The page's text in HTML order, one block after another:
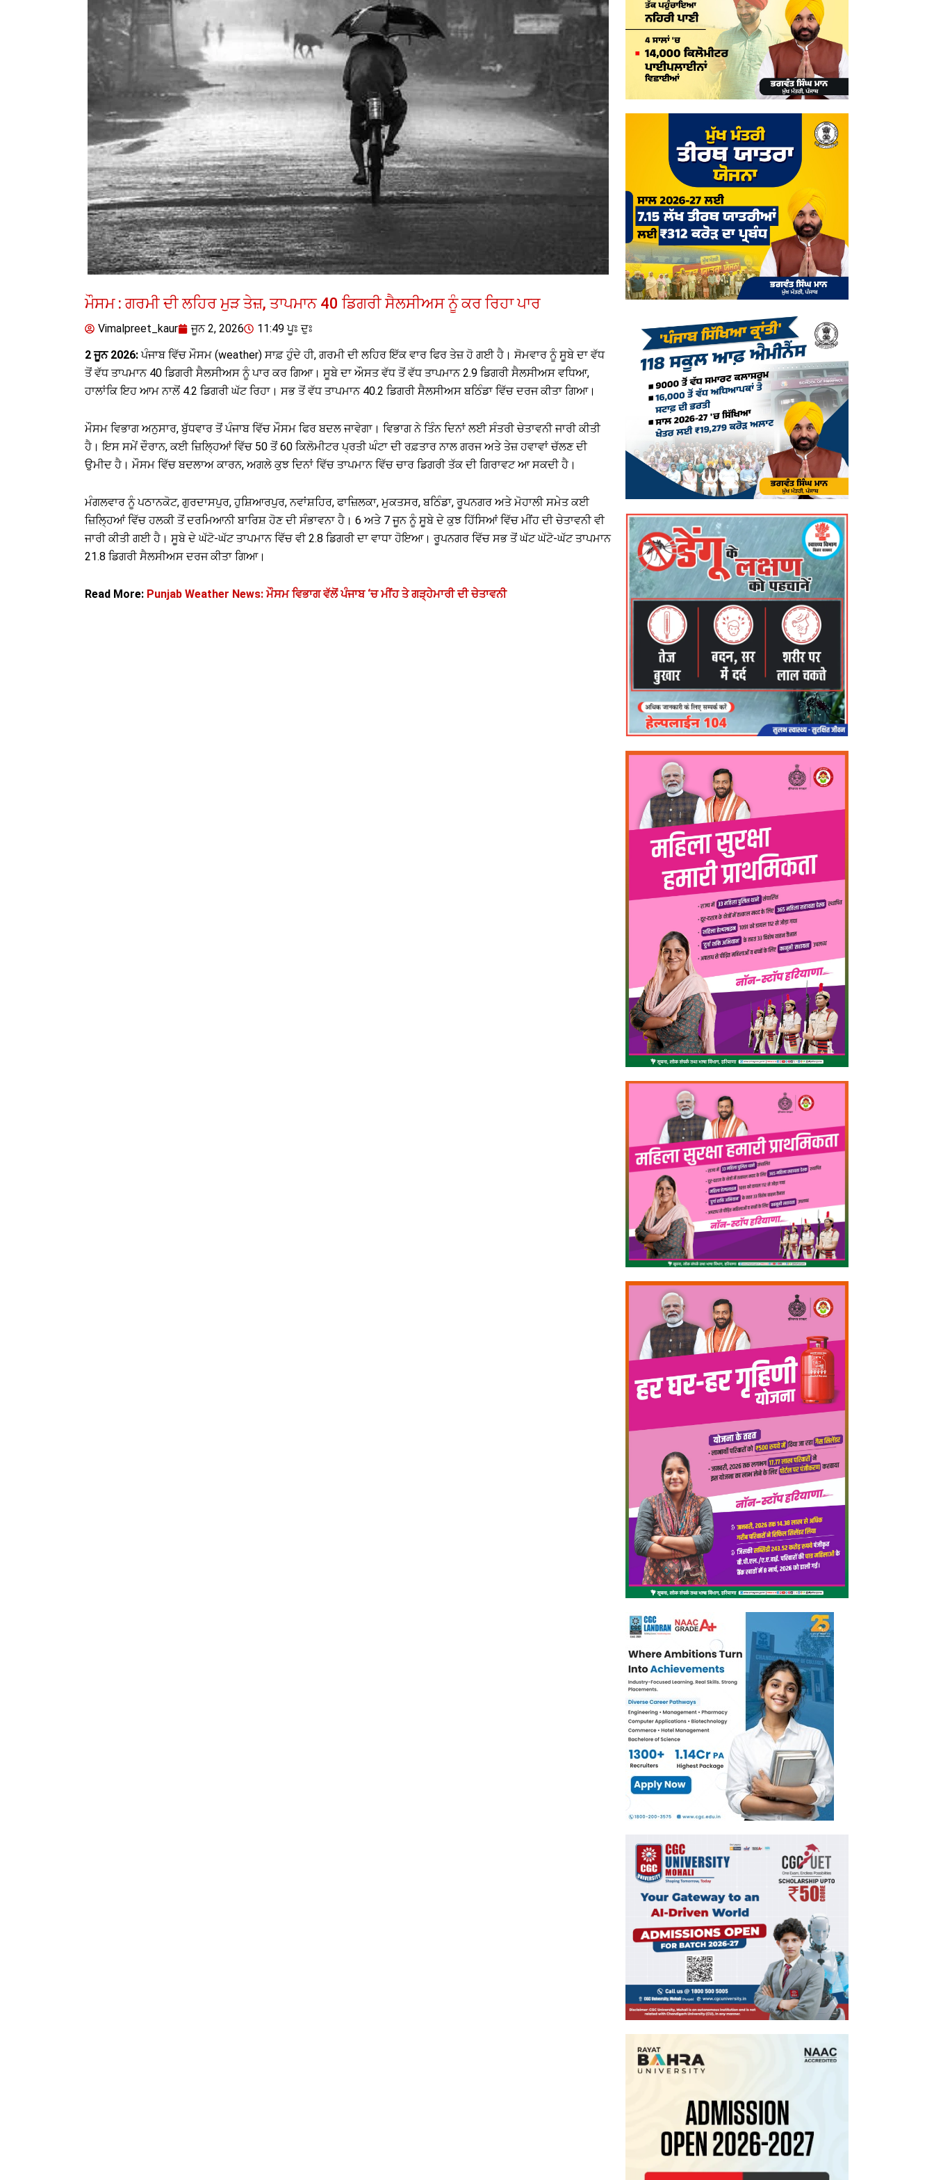
ਮੌਸਮ : ਗਰਮੀ ਦੀ ਲਹਿਰ ਮੁੜ ਤੇਜ਼, ਤਾਪਮਾਨ 40 ਡਿਗਰੀ ਸੈਲਸੀਅਸ ਨੂੰ ਕਰ ਰਿਹਾ ਪਾਰ
Vimalpreet_kaur ਜੂਨ 2, 2026
11:49 ਪੂਃ ਦੁਃ
2 ਜੂਨ 2026:ਪੰਜਾਬ ਵਿੱਚ ਮੌਸਮ (weather) ਸਾਫ਼ ਹੁੰਦੇ ਹੀ, ਗਰਮੀ ਦੀ ਲਹਿਰ ਇੱਕ ਵਾਰ ਫਿਰ ਤੇਜ਼ ਹੋ ਗਈ ਹੈ। ਸੋਮਵਾਰ ਨੂੰ ਸੂਬੇ ਦਾ ਵੱਧ
ਤੋਂ ਵੱਧ ਤਾਪਮਾਨ 40 ਡਿਗਰੀ ਸੈਲਸੀਅਸ ਨੂੰ ਪਾਰ ਕਰ ਗਿਆ। ਸੂਬੇ ਦਾ ਔਸਤ ਵੱਧ ਤੋਂ ਵੱਧ ਤਾਪਮਾਨ 2.9 ਡਿਗਰੀ ਸੈਲਸੀਅਸ ਵਧਿਆ,
ਹਾਲਾਂਕਿ ਇਹ ਆਮ ਨਾਲੋਂ 4.2 ਡਿਗਰੀ ਘੱਟ ਰਿਹਾ। ਸਭ ਤੋਂ ਵੱਧ ਤਾਪਮਾਨ 40.2 ਡਿਗਰੀ ਸੈਲਸੀਅਸ ਬਠਿੰਡਾ ਵਿੱਚ ਦਰਜ ਕੀਤਾ ਗਿਆ।
ਮੌਸਮ ਵਿਭਾਗ ਅਨੁਸਾਰ, ਬੁੱਧਵਾਰ ਤੋਂ ਪੰਜਾਬ ਵਿੱਚ ਮੌਸਮ ਫਿਰ ਬਦਲ ਜਾਵੇਗਾ। ਵਿਭਾਗ ਨੇ ਤਿੰਨ ਦਿਨਾਂ ਲਈ ਸੰਤਰੀ ਚੇਤਾਵਨੀ ਜਾਰੀ ਕੀਤੀ
ਹੈ। ਇਸ ਸਮੇਂ ਦੌਰਾਨ, ਕਈ ਜ਼ਿਲ੍ਹਿਆਂ ਵਿੱਚ 50 ਤੋਂ 60 ਕਿਲੋਮੀਟਰ ਪ੍ਰਤੀ ਘੰਟਾ ਦੀ ਰਫ਼ਤਾਰ ਨਾਲ ਗਰਜ ਅਤੇ ਤੇਜ਼ ਹਵਾਵਾਂ ਚੱਲਣ ਦੀ
ਉਮੀਦ ਹੈ। ਮੌਸਮ ਵਿੱਚ ਬਦਲਾਅ ਕਾਰਨ, ਅਗਲੇ ਕੁਝ ਦਿਨਾਂ ਵਿੱਚ ਤਾਪਮਾਨ ਵਿੱਚ ਚਾਰ ਡਿਗਰੀ ਤੱਕ ਦੀ ਗਿਰਾਵਟ ਆ ਸਕਦੀ ਹੈ।
ਮੰਗਲਵਾਰ ਨੂੰ ਪਠਾਨਕੋਟ, ਗੁਰਦਾਸਪੁਰ, ਹੁਸ਼ਿਆਰਪੁਰ, ਨਵਾਂਸ਼ਹਿਰ, ਫਾਜ਼ਿਲਕਾ, ਮੁਕਤਸਰ, ਬਠਿੰਡਾ, ਰੂਪਨਗਰ ਅਤੇ ਮੋਹਾਲੀ ਸਮੇਤ ਕਈ
ਜ਼ਿਲ੍ਹਿਆਂ ਵਿੱਚ ਹਲਕੀ ਤੋਂ ਦਰਮਿਆਨੀ ਬਾਰਿਸ਼ ਹੋਣ ਦੀ ਸੰਭਾਵਨਾ ਹੈ। 6 ਅਤੇ 7 ਜੂਨ ਨੂੰ ਸੂਬੇ ਦੇ ਕੁਝ ਹਿੱਸਿਆਂ ਵਿੱਚ ਮੀਂਹ ਦੀ ਚੇਤਾਵਨੀ ਵੀ
ਜਾਰੀ ਕੀਤੀ ਗਈ ਹੈ। ਸੂਬੇ ਦੇ ਘੱਟੋ-ਘੱਟ ਤਾਪਮਾਨ ਵਿੱਚ ਵੀ 2.8 ਡਿਗਰੀ ਦਾ ਵਾਧਾ ਹੋਇਆ। ਰੂਪਨਗਰ ਵਿੱਚ ਸਭ ਤੋਂ ਘੱਟ ਘੱਟੋ-ਘੱਟ ਤਾਪਮਾਨ
21.8 ਡਿਗਰੀ ਸੈਲਸੀਅਸ ਦਰਜ ਕੀਤਾ ਗਿਆ।
Read More: Punjab Weather News: ਮੌਸਮ ਵਿਭਾਗ ਵੱਲੋਂ ਪੰਜਾਬ ‘ਚ ਮੀਂਹ ਤੇ ਗੜ੍ਹੇਮਾਰੀ ਦੀ ਚੇਤਾਵਨੀ